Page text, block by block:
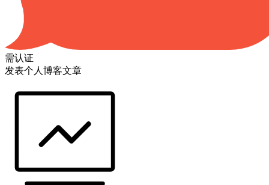
需认证
发表个人博客文章